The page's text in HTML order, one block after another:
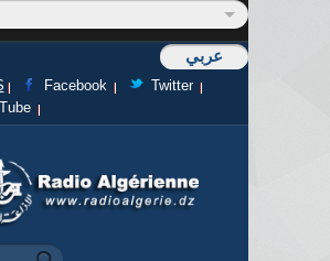
عربي
Facebook
Twitter